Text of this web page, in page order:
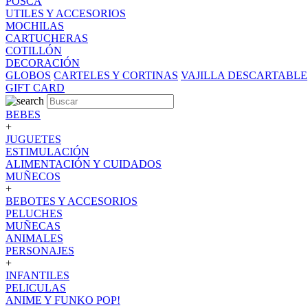
UTILES Y ACCESORIOS
MOCHILAS
CARTUCHERAS
COTILLÓN
DECORACIÓN
GLOBOS CARTELES Y CORTINAS VAJILLA DESCARTABLE
GIFT CARD
BEBES
+
JUGUETES
ESTIMULACIÓN
ALIMENTACIÓN Y CUIDADOS
MUÑECOS
+
BEBOTES Y ACCESORIOS
PELUCHES
MUÑECAS
ANIMALES
PERSONAJES
+
INFANTILES
PELICULAS
ANIME Y FUNKO POP!